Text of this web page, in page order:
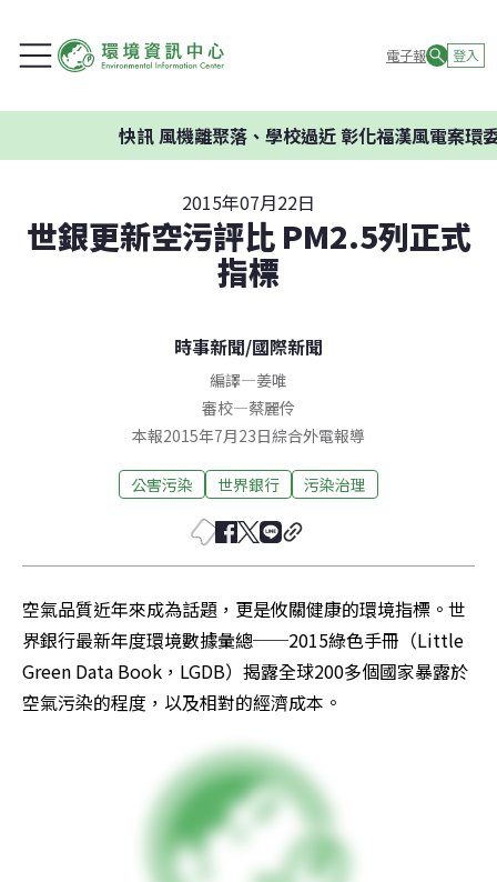
電子報 登入
快訊風機離聚落、學校過近 彰化福漢風電案環委建
2015年07月22日
世銀更新空污評比 PM2.5列正式
指標
時事新聞/國際新聞
編譯—姜唯
審校—蔡麗伶
本報2015年7月23日綜合外電報導
公害污染 世界銀行 污染治理
空氣品質近年來成為話題，更是攸關健康的環境指標。世
界銀行最新年度環境數據彙總──2015綠色手冊（Little
Green Data Book，LGDB）揭露全球200多個國家暴露於
空氣污染的程度，以及相對的經濟成本。